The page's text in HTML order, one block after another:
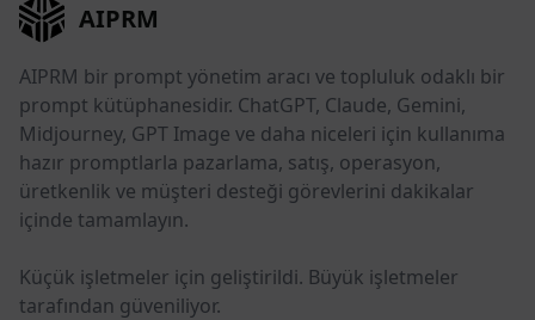
AIPRM
AIPRM bir prompt yönetim aracı ve topluluk odaklı bir
prompt kütüphanesidir. ChatGPT, Claude, Gemini,
Midjourney, GPT Image ve daha niceleri için kullanıma
hazır promptlarla pazarlama, satış, operasyon,
üretkenlik ve müşteri desteği görevlerini dakikalar
içinde tamamlayın.
Küçük işletmeler için geliştirildi. Büyük işletmeler
tarafından güveniliyor.